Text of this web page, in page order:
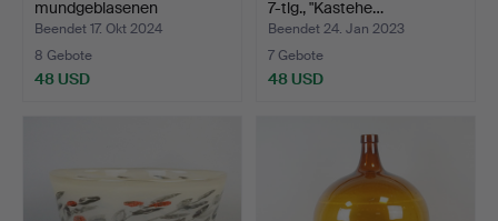
mundgeblasenen
Glasschwimm…
Beendet 17. Okt 2024
8 Gebote
48 USD
7-tlg., "Kastehe…
Beendet 24. Jan 2023
7 Gebote
48 USD